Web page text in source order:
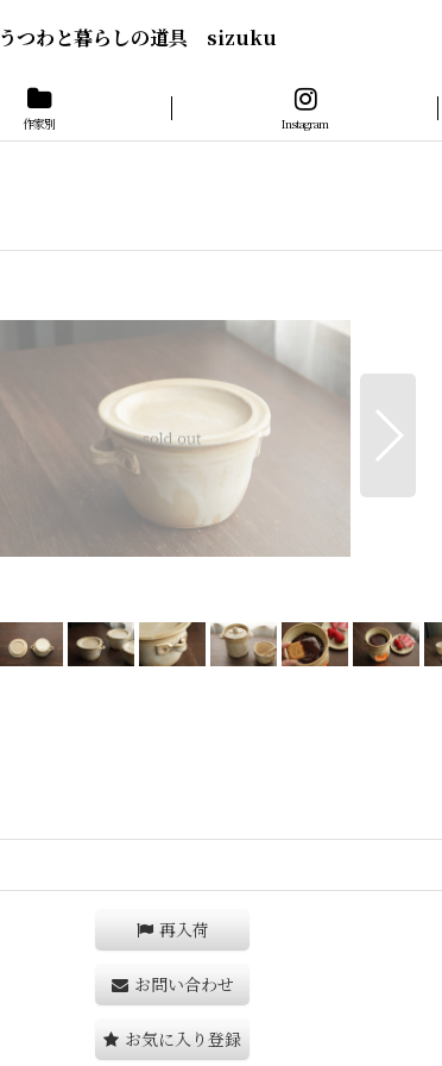
うつわと暮らしの道具 sizuku
作家別 Instagram
再入荷
お問い合わせ
お気に入り登録